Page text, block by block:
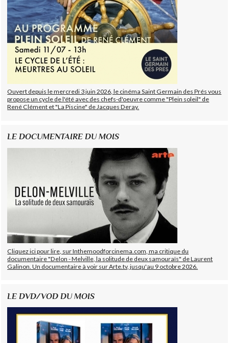
Ouvert depuis le mercredi 3 juin 2026, le cinéma Saint Germain des Prés vous
propose un cycle de l'été avec des chefs-d'oeuvre comme "Plein soleil" de
René Clément et "La Piscine" de Jacques Deray.
LE DOCUMENTAIRE DU MOIS
Cliquez ici pour lire, sur Inthemoodforcinema.com, ma critique du
documentaire "Delon - Melville, la solitude de deux samouraïs" de Laurent
Galinon. Un documentaire à voir sur Arte.tv, jusqu'au 9 octobre 2026.
LE DVD/VOD DU MOIS